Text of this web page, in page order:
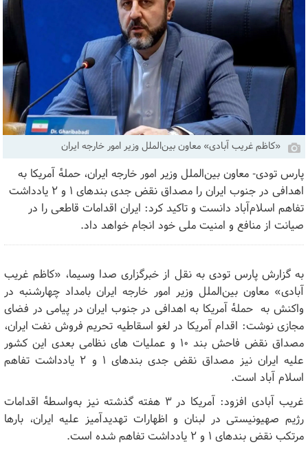
«کاظم غریب آبادی» معاون بین‌الملل وزیر امور خارجه ایران
پارس تودی- معاون بین‌الملل وزیر امور خارجه ایران، حملهٔ آمریکا به
اهدافی در جنوب ایران را مصداق نقض جدی بند‌های ۱ و ۲ یادداشت
تفاهم اسلام‌آباد دانست و تاکید کرد: ایران اقدامات قاطعی را در
صیانت از منافع و امنیت ملی خود انجام خواهد داد.
به گزارش پارس تودی به نقل از خبرگزاری صدا وسیما، «کاظم غریب
آبادی» معاون بین‌الملل وزیر امور خارجه ایران بامداد چهارشنبه در
واکنش به حملهٔ آمریکا به اهدافی در جنوب ایران در پیامی در فضای
مجازی نوشت: اقدام آمریکا در لغو اسقاطیه تحریم فروش نفت ایران،
مصداق نقض فاحش بند ۱۰ و عملیات های نظامی بعدی این کشور
علیه ایران نیز مصداق نقض جدی بندهای ۱ و ۲ یادداشت تفاهم
اسلام آباد است.
غریب آبادی افزود: آمریکا در ۳ هفته گذشته نیز به‌واسطهٔ اقدامات
رژیم صهیونیستی در لبنان و اظهارات تهدیدآمیز علیه ایران، بار‌ها
مرتکب نقض بند‌های ۱ و ۲ یادداشت تفاهم شده است.